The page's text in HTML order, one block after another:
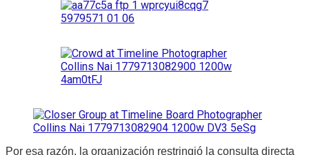
Por esa razón, la organización restringió la consulta directa